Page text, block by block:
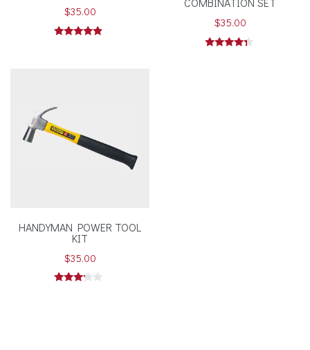
$35.00
$35.00
HANDYMAN POWER TOOL
KIT
$35.00